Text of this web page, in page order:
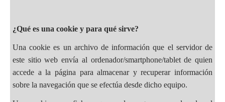
¿Qué es una cookie y para qué sirve?
Una cookie es un archivo de información que el servidor de
este sitio web envía al ordenador/smartphone/tablet de quien
accede a la página para almacenar y recuperar información
sobre la navegación que se efectúa desde dicho equipo.